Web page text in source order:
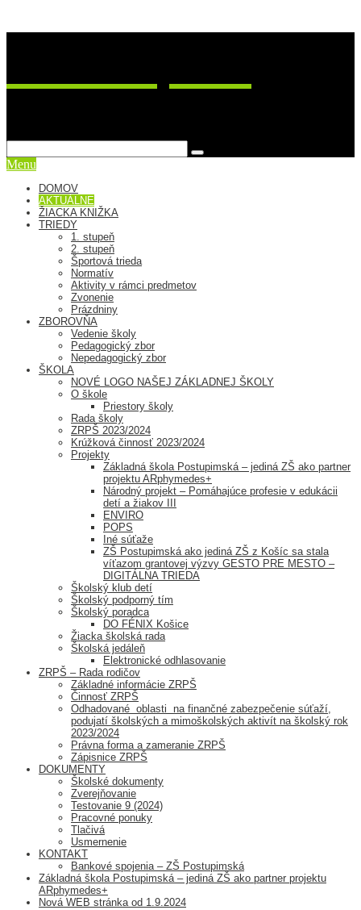
Menu
DOMOV
AKTUÁLNE
ŽIACKA KNIŽKA
TRIEDY
1. stupeň
2. stupeň
Športová trieda
Normatív
Aktivity v rámci predmetov
Zvonenie
Prázdniny
ZBOROVŇA
Vedenie školy
Pedagogický zbor
Nepedagogický zbor
ŠKOLA
NOVÉ LOGO NAŠEJ ZÁKLADNEJ ŠKOLY
O škole
Priestory školy
Rada školy
ZRPŠ 2023/2024
Krúžková činnosť 2023/2024
Projekty
Základná škola Postupimská – jediná ZŠ ako partner
projektu ARphymedes+
Národný projekt – Pomáhajúce profesie v edukácii
detí a žiakov III
ENVIRO
POPS
Iné súťaže
ZŠ Postupimská ako jediná ZŠ z Košíc sa stala
víťazom grantovej výzvy GESTO PRE MESTO –
DIGITÁLNA TRIEDA
Školský klub detí
Školský podporný tím
Školský poradca
DO FÉNIX Košice
Žiacka školská rada
Školská jedáleň
Elektronické odhlasovanie
ZRPŠ – Rada rodičov
Základné informácie ZRPŠ
Činnosť ZRPŠ
Odhadované oblasti na finančné zabezpečenie súťaží,
podujatí školských a mimoškolských aktivít na školský rok
2023/2024
Právna forma a zameranie ZRPŠ
Zápisnice ZRPŠ
DOKUMENTY
Školské dokumenty
Zverejňovanie
Testovanie 9 (2024)
Pracovné ponuky
Tlačivá
Usmernenie
KONTAKT
Bankové spojenia – ZŠ Postupimská
Základná škola Postupimská – jediná ZŠ ako partner projektu
ARphymedes+
Nová WEB stránka od 1.9.2024